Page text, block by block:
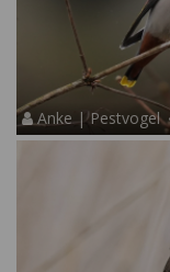
Anke | Pestvogel